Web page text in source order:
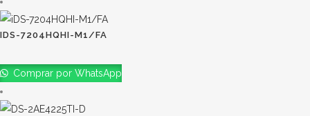
IDS-7204HQHI-M1/FA
Comprar por WhatsApp